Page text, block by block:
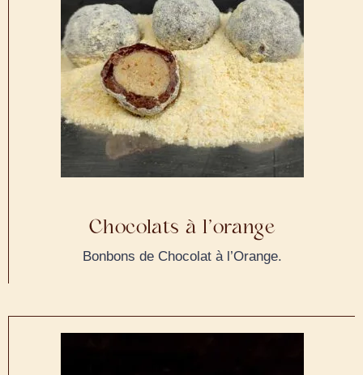
Chocolats à l’orange
Bonbons de Chocolat à l’Orange.